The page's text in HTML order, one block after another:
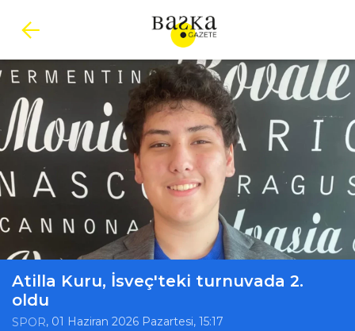
Atilla Kuru, İsveç'teki turnuvada 2.
oldu
SPOR, 01 Haziran 2026 Pazartesi, 15:17